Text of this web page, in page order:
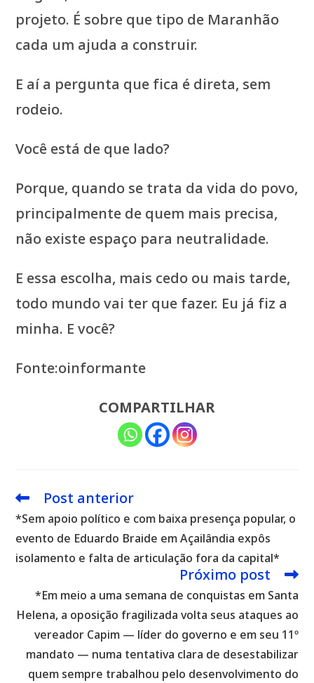
projeto. É sobre que tipo de Maranhão
cada um ajuda a construir.
E aí a pergunta que fica é direta, sem
rodeio.
Você está de que lado?
Porque, quando se trata da vida do povo,
principalmente de quem mais precisa,
não existe espaço para neutralidade.
E essa escolha, mais cedo ou mais tarde,
todo mundo vai ter que fazer. Eu já fiz a
minha. E você?
Fonte:oinformante
COMPARTILHAR
Leia
artigos
Post anterior
*Sem apoio político e com baixa presença popular, o
evento de Eduardo Braide em Açailândia expôs
isolamento e falta de articulação fora da capital*
Próximo post
*Em meio a uma semana de conquistas em Santa
Helena, a oposição fragilizada volta seus ataques ao
vereador Capim — líder do governo e em seu 11º
mandato — numa tentativa clara de desestabilizar
quem sempre trabalhou pelo desenvolvimento do